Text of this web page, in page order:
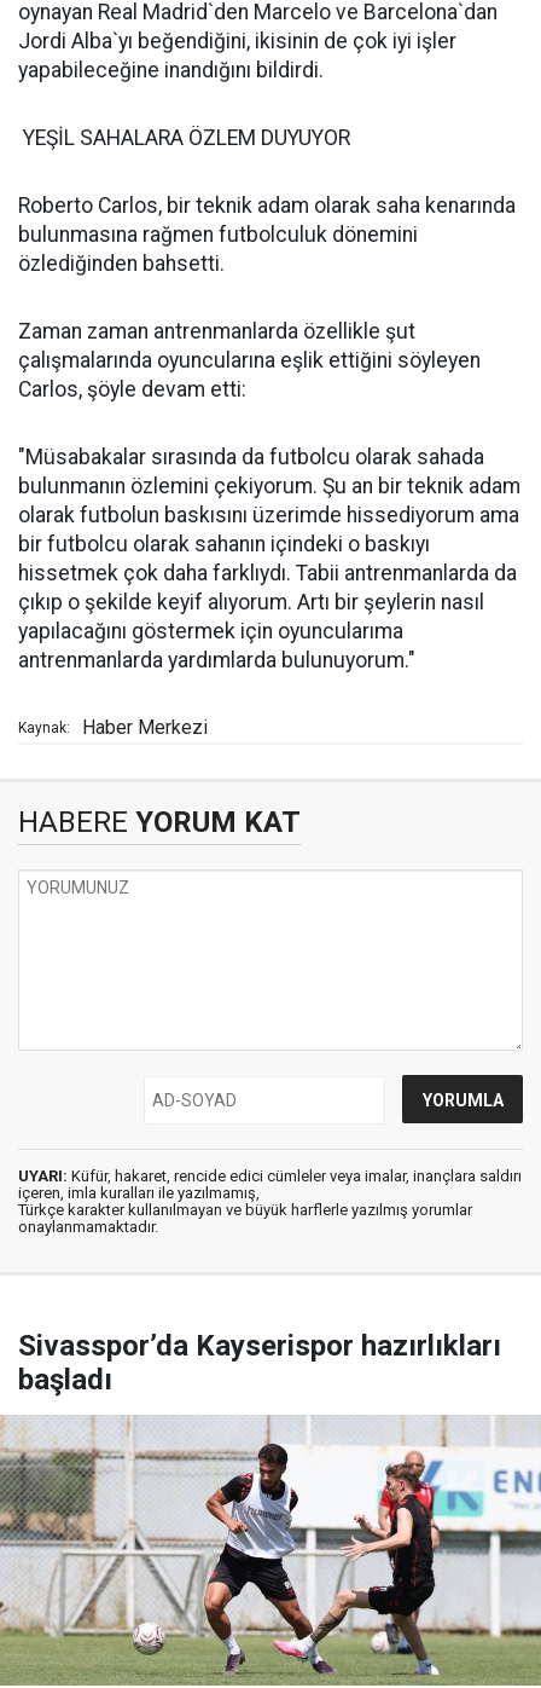
oynayan Real Madrid`den Marcelo ve Barcelona`dan
Jordi Alba`yı beğendiğini, ikisinin de çok iyi işler
yapabileceğine inandığını bildirdi.
YEŞİL SAHALARA ÖZLEM DUYUYOR
Roberto Carlos, bir teknik adam olarak saha kenarında
bulunmasına rağmen futbolculuk dönemini
özlediğinden bahsetti.
Zaman zaman antrenmanlarda özellikle şut
çalışmalarında oyuncularına eşlik ettiğini söyleyen
Carlos, şöyle devam etti:
"Müsabakalar sırasında da futbolcu olarak sahada
bulunmanın özlemini çekiyorum. Şu an bir teknik adam
olarak futbolun baskısını üzerimde hissediyorum ama
bir futbolcu olarak sahanın içindeki o baskıyı
hissetmek çok daha farklıydı. Tabii antrenmanlarda da
çıkıp o şekilde keyif alıyorum. Artı bir şeylerin nasıl
yapılacağını göstermek için oyuncularıma
antrenmanlarda yardımlarda bulunuyorum."
Kaynak: Haber Merkezi
HABERE YORUM KAT
UYARI: Küfür, hakaret, rencide edici cümleler veya imalar, inançlara saldırı
içeren, imla kuralları ile yazılmamış,
Türkçe karakter kullanılmayan ve büyük harflerle yazılmış yorumlar
onaylanmamaktadır.
Sivasspor’da Kayserispor hazırlıkları
başladı